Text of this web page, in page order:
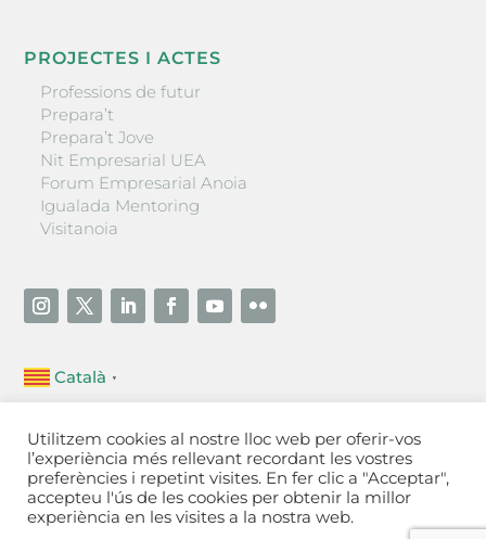
PROJECTES I ACTES
Professions de futur
Prepara’t
Prepara’t Jove
Nit Empresarial UEA
Forum Empresarial Anoia
Igualada Mentoring
Visitanoia
Català ▼
Unió Empresarial de l’Anoia (UEA)
Ctra. de Manresa, 131, 08700 – Igualada(Barcelona)
Tel 93 805 22 92
Contactar Política
Utilitzem cookies al nostre lloc web per oferir-vos
l’experiència més rellevant recordant les vostres
preferències i repetint visites. En fer clic a "Acceptar",
accepteu l'ús de les cookies per obtenir la millor
experiència en les visites a la nostra web.